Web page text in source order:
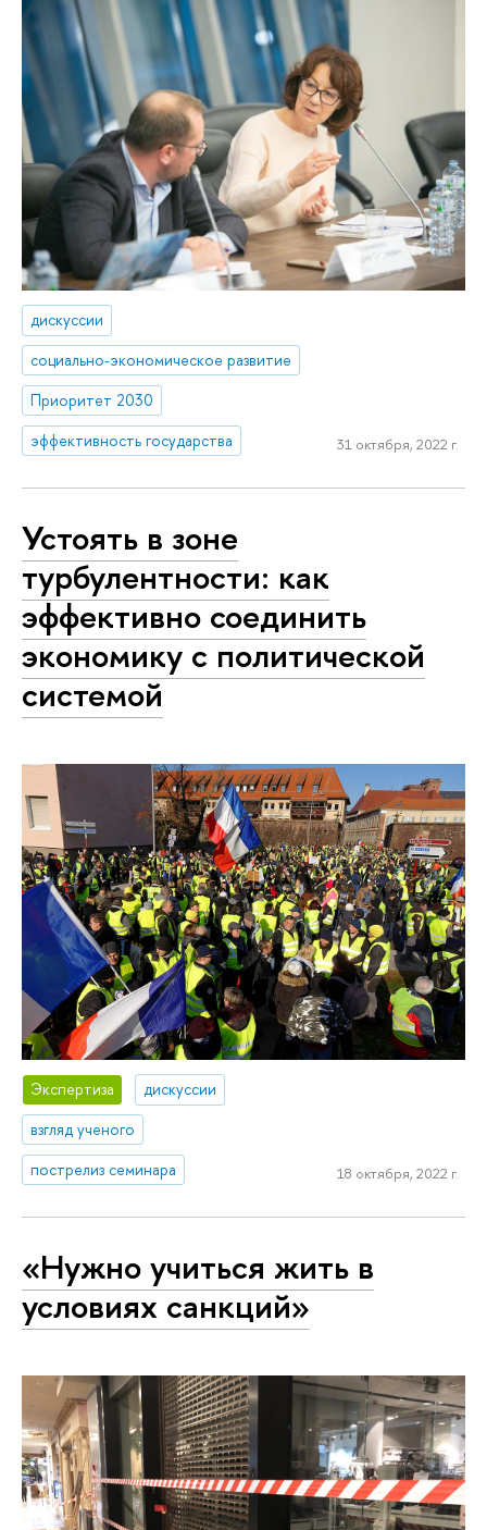
дискуссии
cоциально-экономическое развитие
Приоритет 2030
эффективность государства
31 октября, 2022 г.
Устоять в зоне
турбулентности: как
эффективно соединить
экономику с политической
системой
Экспертиза
дискуссии
взгляд ученого
пострелиз семинара
18 октября, 2022 г.
«Нужно учиться жить в
условиях санкций»